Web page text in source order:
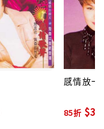
感情放一
85折